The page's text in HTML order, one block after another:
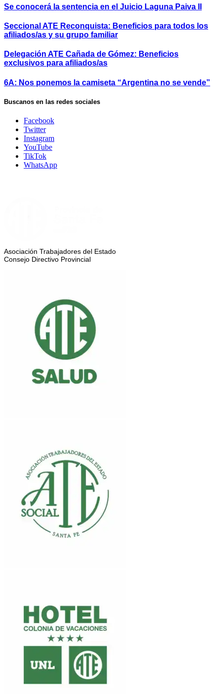
Se conocerá la sentencia en el Juicio Laguna Paiva II
Seccional ATE Reconquista: Beneficios para todos los
afiliados/as y su grupo familiar
Delegación ATE Cañada de Gómez: Beneficios
exclusivos para afiliados/as
6A: Nos ponemos la camiseta “Argentina no se vende”
Buscanos en las redes sociales
Facebook
Twitter
Instagram
YouTube
TikTok
WhatsApp
Asociación Trabajadores del Estado
Consejo Directivo Provincial